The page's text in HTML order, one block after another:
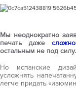
Мы неоднократно
печать даже
остальным не под силу.
Но испанские
усложнять
легче придать